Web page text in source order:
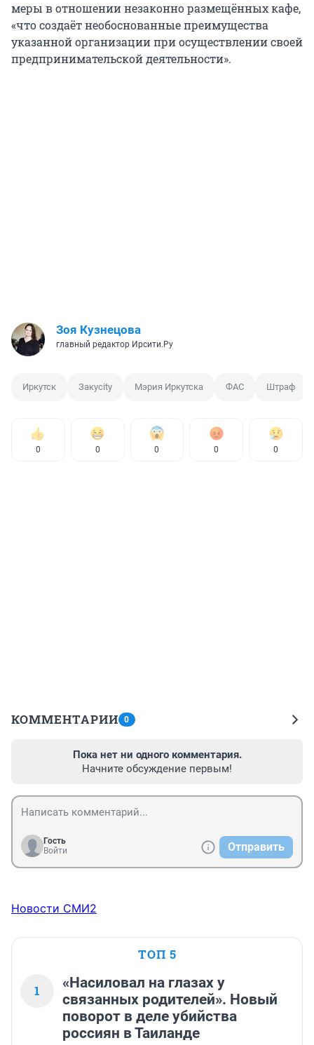
меры в отношении незаконно размещённых кафе,
«что создаёт необоснованные преимущества
указанной организации при осуществлении своей
предпринимательской деятельности».
Зоя Кузнецова
главный редактор Ирсити.Ру
Иркутск Закусity Мэрия Иркутска ФАС Штраф
0 0 0 0 0
КОММЕНТАРИИ 0
Пока нет ни одного комментария.
Начните обсуждение первым!
Гость
Войти
Отправить
Новости СМИ2
ТОП 5
1
«Насиловал на глазах у
связанных родителей». Новый
поворот в деле убийства
россиян в Таиланде